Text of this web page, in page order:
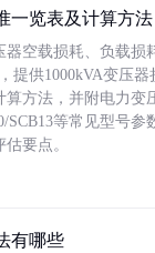
一览表及计算方法
器空载损耗、负载损
提供1000kVA变压
算方法，并附电力变
SCB13等常见型号参
要点。
有哪些